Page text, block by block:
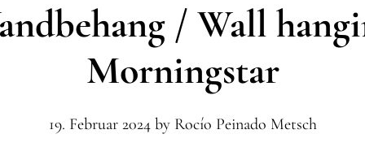
/ Wall
Morningstar
19. Februar 2024by Rocío Peinado Metsch